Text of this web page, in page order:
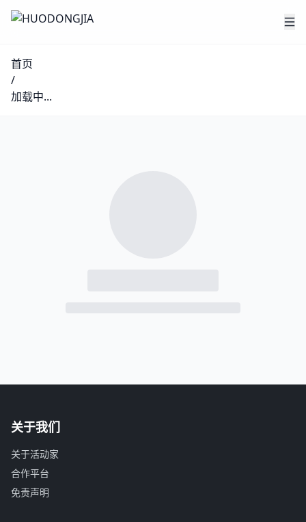
首页
/
加载中...
关于我们
关于活动家
合作平台
免责声明